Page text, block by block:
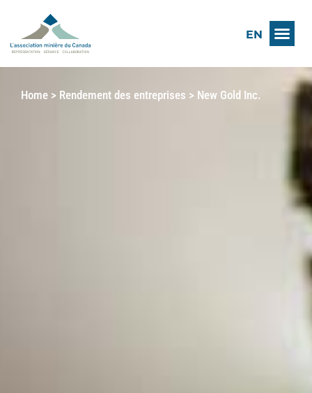
EN
Home > Rendement des entreprises > New Gold Inc.